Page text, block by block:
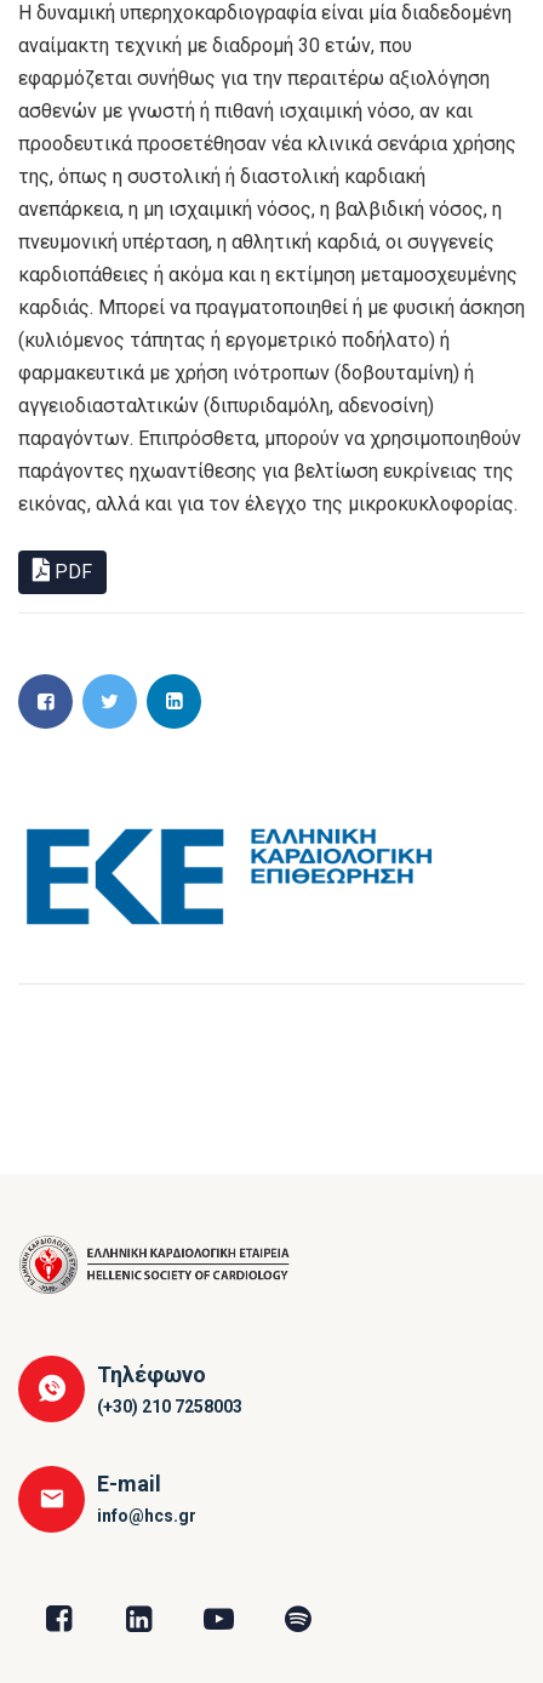
H δυναμική υπερηχοκαρδιογραφία είναι μία διαδεδομένη
αναίμακτη τεχνική με διαδρομή 30 ετών, που
εφαρμόζεται συνήθως για την περαιτέρω αξιολόγηση
ασθενών με γνωστή ή πιθανή ισχαιμική νόσο, αν και
προοδευτικά προσετέθησαν νέα κλινικά σενάρια χρήσης
της, όπως η συστολική ή διαστολική καρδιακή
ανεπάρκεια, η μη ισχαιμική νόσος, η βαλβιδική νόσος, η
πνευμονική υπέρταση, η αθλητική καρδιά, οι συγγενείς
καρδιοπάθειες ή ακόμα και η εκτίμηση μεταμοσχευμένης
καρδιάς. Μπορεί να πραγματοποιηθεί ή με φυσική άσκηση
(κυλιόμενος τάπητας ή εργομετρικό ποδήλατο) ή
φαρμακευτικά με χρήση ινότροπων (δοβουταμίνη) ή
αγγειοδιασταλτικών (διπυριδαμόλη, αδενοσίνη)
παραγόντων. Επιπρόσθετα, μπορούν να χρησιμοποιηθούν
παράγοντες ηχωαντίθεσης για βελτίωση ευκρίνειας της
εικόνας, αλλά και για τον έλεγχο της μικροκυκλοφορίας.
PDF
Τηλέφωνο
(+30) 210 7258003
E-mail
info@hcs.gr